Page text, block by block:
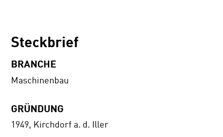
Steckbrief
BRANCHE
Maschinenbau
GRÜNDUNG
1949, Kirchdorf a. d. Iller